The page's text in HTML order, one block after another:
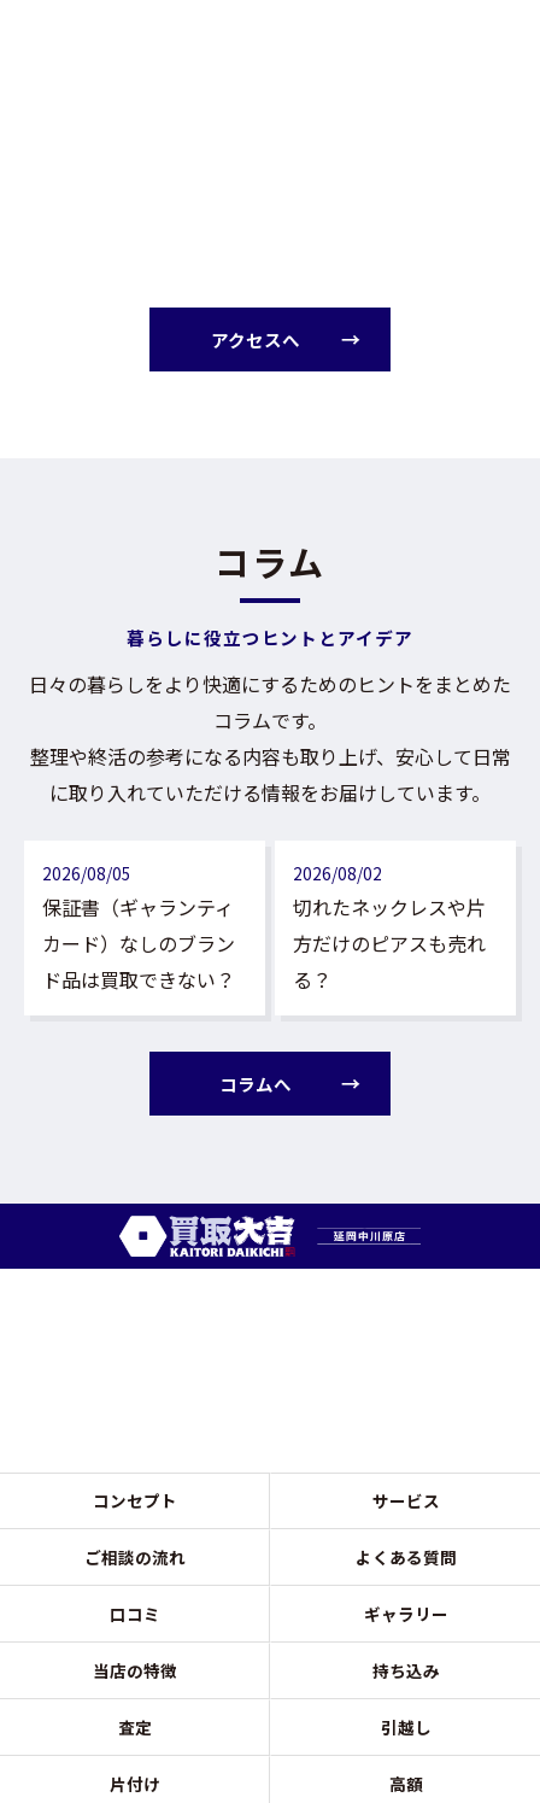
アクセスへ
暮らしに役立つヒントとアイデア
コラム
日々の暮らしをより快適にするためのヒントをまとめた
コラムです。
整理や終活の参考になる内容も取り上げ、安心して日常
に取り入れていただける情報をお届けしています。
2026/08/05
保証書（ギャランティ
カード）なしのブラン
ド品は買取できない？
2026/08/02
切れたネックレスや片
方だけのピアスも売れ
る？
コラムへ
コンセプト サービス
ご相談の流れ よくある質問
口コミ ギャラリー
当店の特徴 持ち込み
査定 引越し
片付け 高額